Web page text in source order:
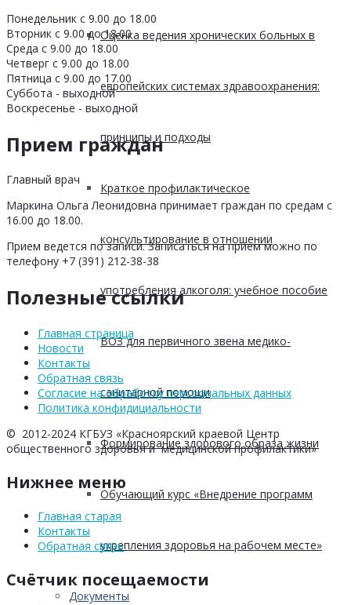
Оценка ведения хронических больных в
европейских системах здравоохранения:
принципы и подходы
Краткое профилактическое
консультирование в отношении
употребления алкоголя: учебное пособие
ВОЗ для первичного звена медико-
санитарной помощи
Формирование здорового образа жизни
Обучающий курс «Внедрение программ
укрепления здоровья на рабочем месте»
Документы
Понедельник с 9.00 до 18.00
Вторник с 9.00 до 18.00
Среда с 9.00 до 18.00
Четверг с 9.00 до 18.00
Пятница с 9.00 до 17.00
Суббота - выходной
Воскресенье - выходной
Прием граждан
Главный врач
Маркина Ольга Леонидовна принимает граждан по средам с
16.00 до 18.00.
Прием ведется по записи. Записаться на прием можно по
телефону +7 (391) 212-38-38
Полезные ссылки
Главная страница
Новости
Контакты
Обратная связь
Согласие на обработку персоональных данных
Политика конфидициальности
© 2012-2024 КГБУЗ «Красноярский краевой Центр
общественного здоровья и медицинской профилактики»
Нижнее меню
Главная старая
Контакты
Обратная связь
Счётчик посещаемости